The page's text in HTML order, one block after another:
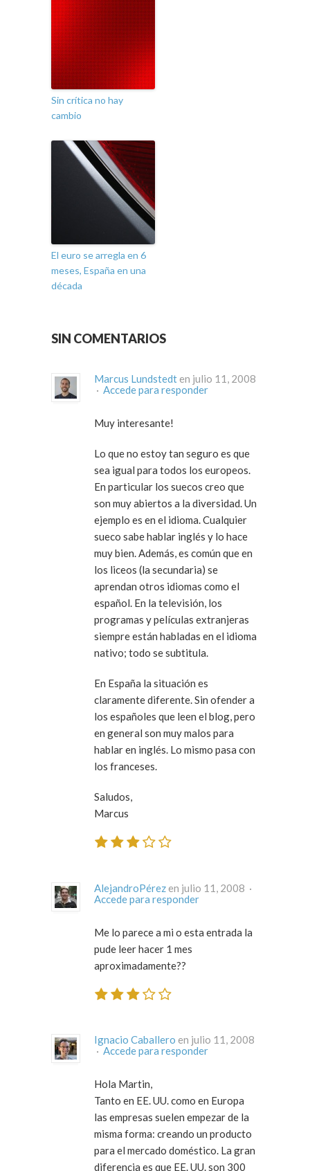
Sin crítica no hay
cambio
El euro se arregla en 6
meses, España en una
década
SIN COMENTARIOS
Marcus Lundstedt en julio 11, 2008
· Accede para responder
Muy interesante!
Lo que no estoy tan seguro es que
sea igual para todos los europeos.
En particular los suecos creo que
son muy abiertos a la diversidad. Un
ejemplo es en el idioma. Cualquier
sueco sabe hablar inglés y lo hace
muy bien. Además, es común que en
los liceos (la secundaria) se
aprendan otros idiomas como el
español. En la televisión, los
programas y películas extranjeras
siempre están habladas en el idioma
nativo; todo se subtitula.
En España la situación es
claramente diferente. Sin ofender a
los españoles que leen el blog, pero
en general son muy malos para
hablar en inglés. Lo mismo pasa con
los franceses.
Saludos,
Marcus
AlejandroPérez
en julio 11, 2008 ·
Accede para responder
Me lo parece a mi o esta entrada la
pude leer hacer 1 mes
aproximadamente??
Ignacio Caballero en julio 11, 2008
· Accede para responder
Hola Martin,
Tanto en EE. UU. como en Europa
las empresas suelen empezar de la
misma forma: creando un producto
para el mercado doméstico. La gran
diferencia es que EE. UU. son 300